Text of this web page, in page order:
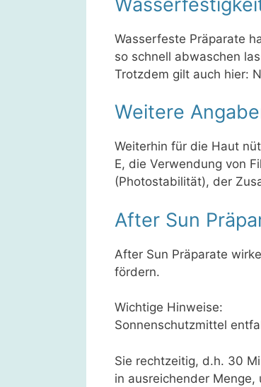
Wasserfeste Präparate
so schnell abwaschen
Trotzdem gilt auch hier:
Weitere
Weiterhin für die Haut
E, die Verwendung von
(Photostabilität), der
After Sun
After Sun Präparate
fördern.
Wichtige Hinweise:
Sonnenschutzmittel
Sie rechtzeitig, d.h. 30
in ausreichender